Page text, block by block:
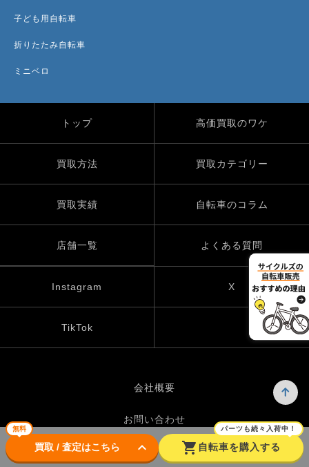
無料
買取 / 査定はこちら keyboard_arrow_down shopping_cart
パーツも続々入荷中！
自転車を購入する
子ども用自転車
折りたたみ自転車
ミニベロ
トップ 高価買取のワケ
買取方法 買取カテゴリー
買取実績 自転車のコラム
店舗一覧 よくある質問
Instagram X
TikTok
会社概要
お問い合わせ
プライバシーポリシー